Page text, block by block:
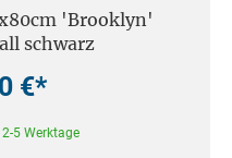
'Brooklyn'
schwarz
€*
5 Werktage